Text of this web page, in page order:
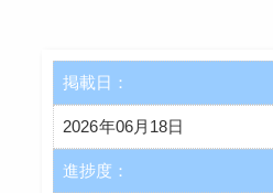
掲載日：
2026年06月18日
進捗度：